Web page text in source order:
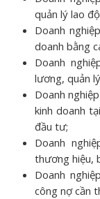
quản lý lao
Doanh
doanh bằng
Doanh
lương, quản
Doanh
kinh doanh
đầu tư;
Doanh
thương hiệu,
Doanh
công nợ cần